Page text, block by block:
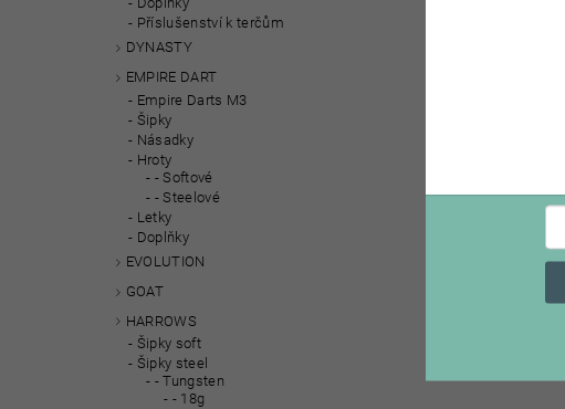
Příslušenství k terčům
DYNASTY
EMPIRE DART
Empire Darts M3
Šipky
Násadky
Hroty
- Softové
- Steelové
Letky
Doplňky
EVOLUTION
GOAT
HARROWS
Šipky soft
Šipky steel
- Tungsten
- 18g